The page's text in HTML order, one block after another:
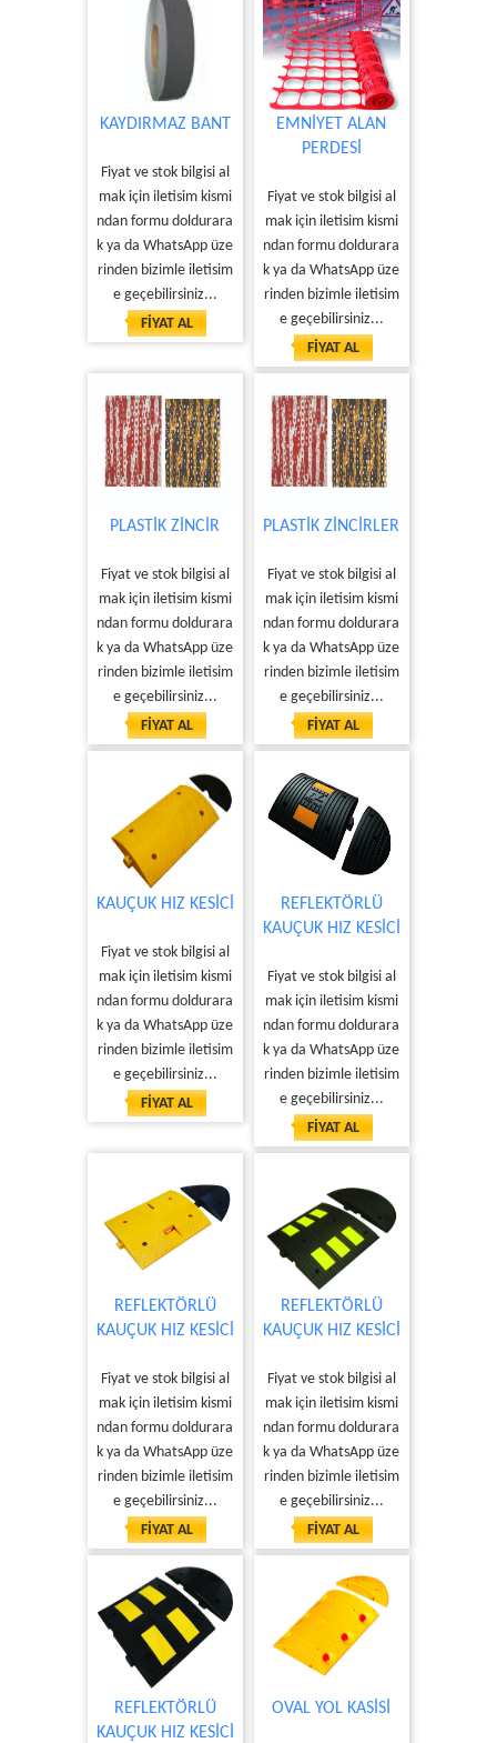
KAYDIRMAZ BANT
Fiyat ve stok bilgisi al
mak için iletisim kismi
ndan formu doldurara
k ya da WhatsApp üze
rinden bizimle iletisim
e geçebilirsiniz...
FİYAT AL
EMNİYET ALAN
PERDESİ
Fiyat ve stok bilgisi al
mak için iletisim kismi
ndan formu doldurara
k ya da WhatsApp üze
rinden bizimle iletisim
e geçebilirsiniz...
FİYAT AL
PLASTİK ZİNCİR
Fiyat ve stok bilgisi al
mak için iletisim kismi
ndan formu doldurara
k ya da WhatsApp üze
rinden bizimle iletisim
e geçebilirsiniz...
FİYAT AL
PLASTİK ZİNCİRLER
Fiyat ve stok bilgisi al
mak için iletisim kismi
ndan formu doldurara
k ya da WhatsApp üze
rinden bizimle iletisim
e geçebilirsiniz...
FİYAT AL
KAUÇUK HIZ KESİCİ
Fiyat ve stok bilgisi al
mak için iletisim kismi
ndan formu doldurara
k ya da WhatsApp üze
rinden bizimle iletisim
e geçebilirsiniz...
FİYAT AL
REFLEKTÖRLÜ
KAUÇUK HIZ KESİCİ
Fiyat ve stok bilgisi al
mak için iletisim kismi
ndan formu doldurara
k ya da WhatsApp üze
rinden bizimle iletisim
e geçebilirsiniz...
FİYAT AL
REFLEKTÖRLÜ
KAUÇUK HIZ KESİCİ
Fiyat ve stok bilgisi al
mak için iletisim kismi
ndan formu doldurara
k ya da WhatsApp üze
rinden bizimle iletisim
e geçebilirsiniz...
FİYAT AL
REFLEKTÖRLÜ
KAUÇUK HIZ KESİCİ
Fiyat ve stok bilgisi al
mak için iletisim kismi
ndan formu doldurara
k ya da WhatsApp üze
rinden bizimle iletisim
e geçebilirsiniz...
FİYAT AL
REFLEKTÖRLÜ
KAUÇUK HIZ KESİCİ
OVAL YOL KASİSİ